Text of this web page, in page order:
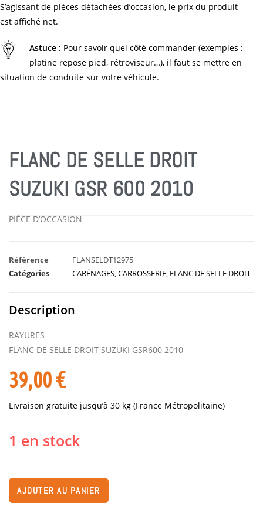
S’agissant de pièces détachées d’occasion, le prix du produit
est affiché net.
Astuce : Pour savoir quel côté commander (exemples :
platine repose pied, rétroviseur…), il faut se mettre en
situation de conduite sur votre véhicule.
FLANC DE SELLE DROIT
SUZUKI GSR 600 2010
PIÈCE D’OCCASION
Référence
FLANSELDT12975
Catégories
CARÉNAGES CARROSSERIE FLANC DE SELLE DROIT
Description
RAYURES
FLANC DE SELLE DROIT SUZUKI GSR600 2010
39,00€
Livraison gratuite jusqu’à 30 kg (France Métropolitaine)
1 en stock
AJOUTER AU PANIER